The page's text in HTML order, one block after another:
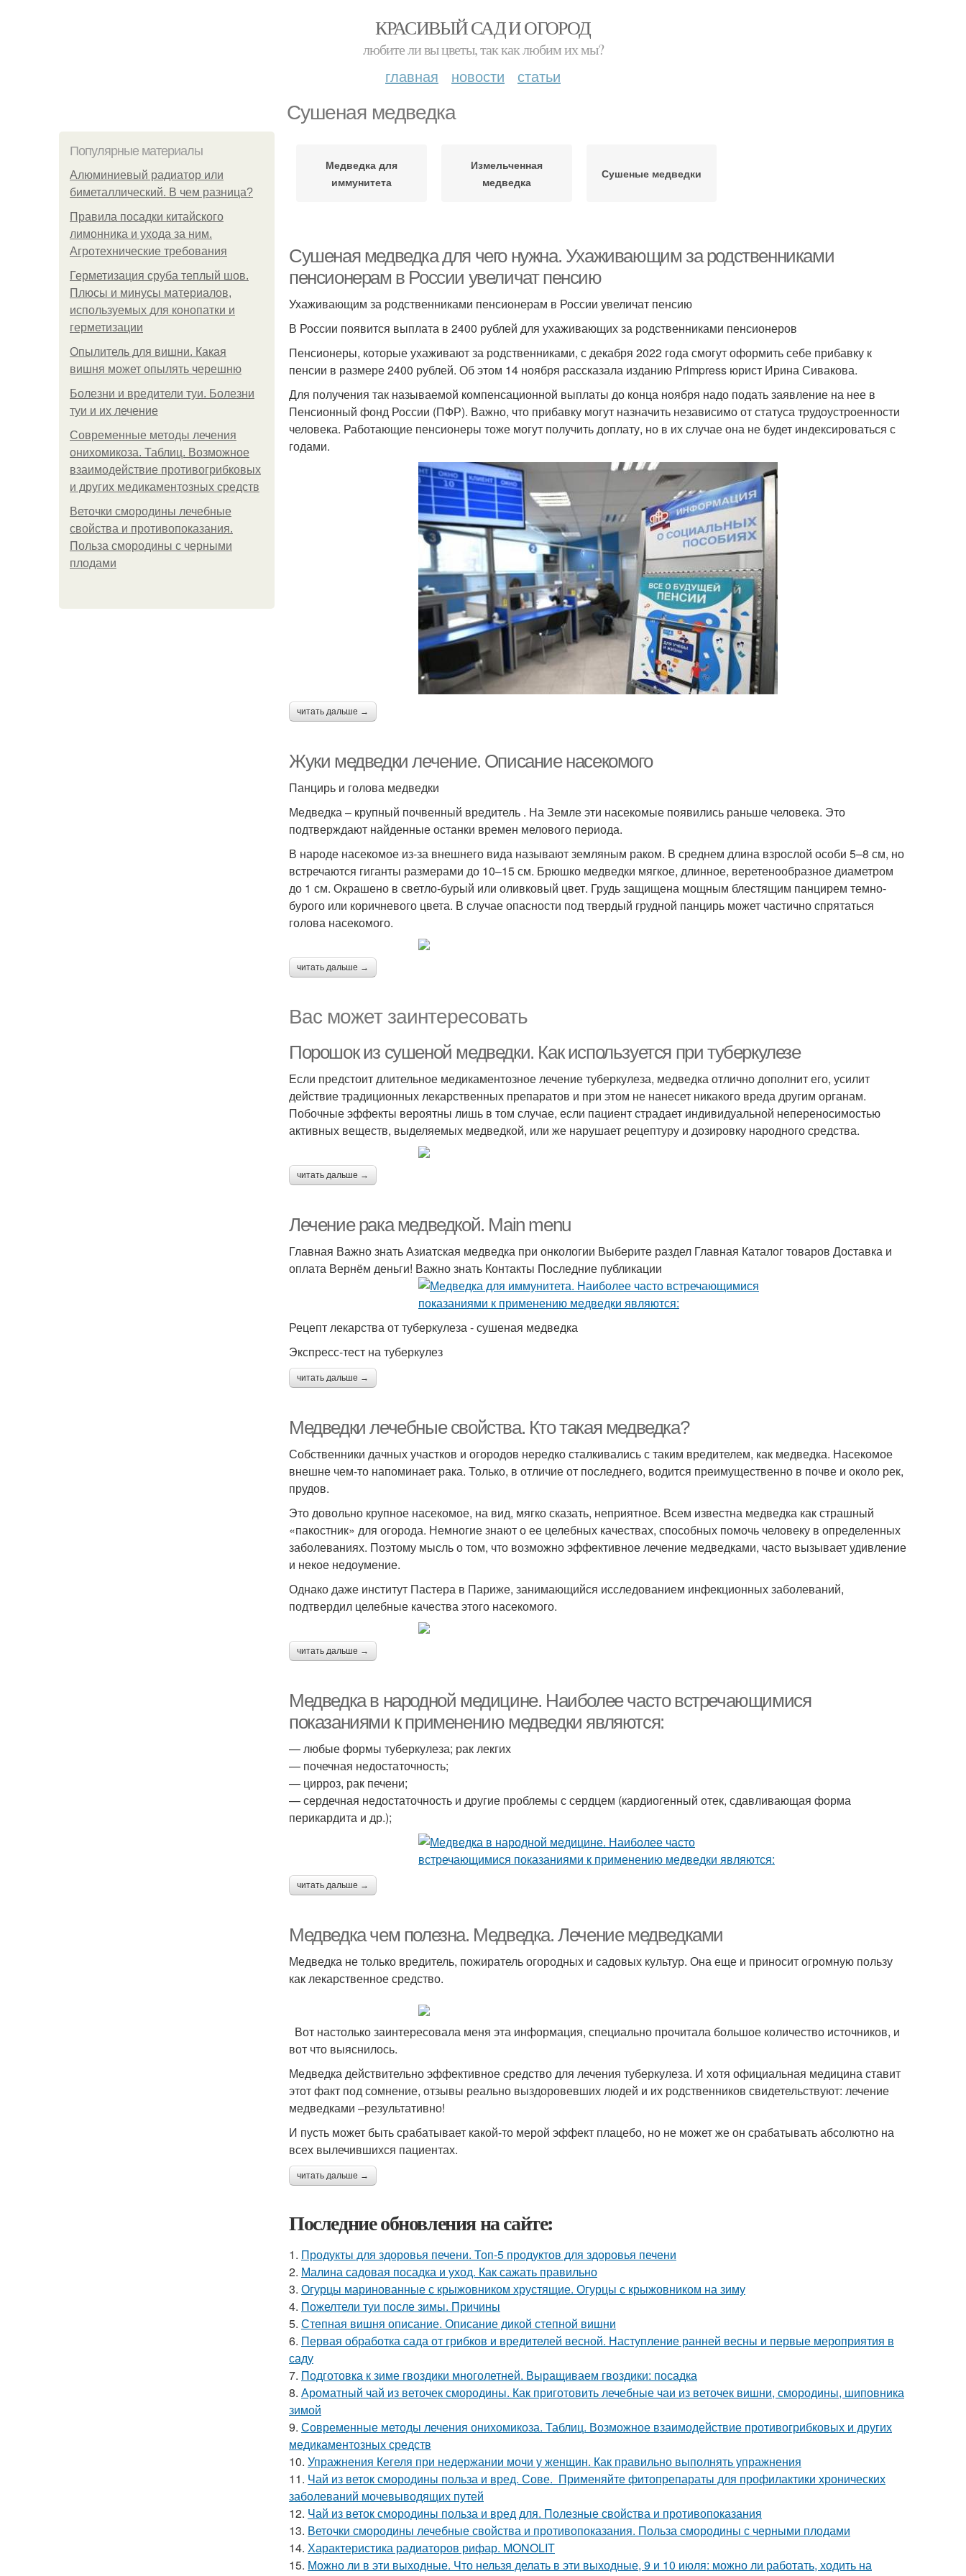
КРАСИВЫЙ САД И ОГОРОД
любите ли вы цветы, так как любим их мы?
главная новости статьи
Сушеная медведка
Популярные материалы
Алюминиевый радиатор или
биметаллический. В чем разница?
Правила посадки китайского
лимонника и ухода за ним.
Агротехнические требования
Герметизация сруба теплый шов.
Плюсы и минусы материалов,
используемых для конопатки и
герметизации
Опылитель для вишни. Какая
вишня может опылять черешню
Болезни и вредители туи. Болезни
туи и их лечение
Современные методы лечения
онихомикоза. Таблиц. Возможное
взаимодействие противогрибковых
и других медикаментозных средств
Веточки смородины лечебные
свойства и противопоказания.
Польза смородины с черными
плодами
Медведка для
иммунитета
Измельченная
медведка
Сушеные медведки
Сушеная медведка для чего нужна. Ухаживающим за родственниками
пенсионерам в России увеличат пенсию
Ухаживающим за родственниками пенсионерам в России увеличат пенсию
В России появится выплата в 2400 рублей для ухаживающих за родственниками пенсионеров
Пенсионеры, которые ухаживают за родственниками, с декабря 2022 года смогут оформить себе прибавку к
пенсии в размере 2400 рублей. Об этом 14 ноября рассказала изданию Primpress юрист Ирина Сивакова.
Для получения так называемой компенсационной выплаты до конца ноября надо подать заявление на нее в
Пенсионный фонд России (ПФР). Важно, что прибавку могут назначить независимо от статуса трудоустроенности
человека. Работающие пенсионеры тоже могут получить доплату, но в их случае она не будет индексироваться с
годами.
читать дальше →
Жуки медведки лечение. Описание насекомого
Панцирь и голова медведки
Медведка – крупный почвенный вредитель . На Земле эти насекомые появились раньше человека. Это
подтверждают найденные останки времен мелового периода.
В народе насекомое из-за внешнего вида называют земляным раком. В среднем длина взрослой особи 5–8 см, но
встречаются гиганты размерами до 10–15 см. Брюшко медведки мягкое, длинное, веретенообразное диаметром
до 1 см. Окрашено в светло-бурый или оливковый цвет. Грудь защищена мощным блестящим панцирем темно-
бурого или коричневого цвета. В случае опасности под твердый грудной панцирь может частично спрятаться
голова насекомого.
читать дальше →
Вас может заинтересовать
Порошок из сушеной медведки. Как используется при туберкулезе
Если предстоит длительное медикаментозное лечение туберкулеза, медведка отлично дополнит его, усилит
действие традиционных лекарственных препаратов и при этом не нанесет никакого вреда другим органам.
Побочные эффекты вероятны лишь в том случае, если пациент страдает индивидуальной непереносимостью
активных веществ, выделяемых медведкой, или же нарушает рецептуру и дозировку народного средства.
читать дальше →
Лечение рака медведкой. Main menu
Главная Важно знать Азиатская медведка при онкологии Выберите раздел Главная Каталог товаров Доставка и
оплата Вернём деньги! Важно знать Контакты Последние публикации
Рецепт лекарства от туберкулеза - сушеная медведка
Экспресс-тест на туберкулез
читать дальше →
Медведки лечебные свойства. Кто такая медведка?
Собственники дачных участков и огородов нередко сталкивались с таким вредителем, как медведка. Насекомое
внешне чем-то напоминает рака. Только, в отличие от последнего, водится преимущественно в почве и около рек,
прудов.
Это довольно крупное насекомое, на вид, мягко сказать, неприятное. Всем известна медведка как страшный
«пакостник» для огорода. Немногие знают о ее целебных качествах, способных помочь человеку в определенных
заболеваниях. Поэтому мысль о том, что возможно эффективное лечение медведками, часто вызывает удивление
и некое недоумение.
Однако даже институт Пастера в Париже, занимающийся исследованием инфекционных заболеваний,
подтвердил целебные качества этого насекомого.
читать дальше →
Медведка в народной медицине. Наиболее часто встречающимися
показаниями к применению медведки являются:
— любые формы туберкулеза; рак лекгих
— почечная недостаточность;
— цирроз, рак печени;
— сердечная недостаточность и другие проблемы с сердцем (кардиогенный отек, сдавливающая форма
перикардита и др.);
читать дальше →
Медведка чем полезна. Медведка. Лечение медведками
Медведка не только вредитель, пожиратель огородных и садовых культур. Она еще и приносит огромную пользу
как лекарственное средство.
Вот настолько заинтересовала меня эта информация, специально прочитала большое количество источников, и
вот что выяснилось.
Медведка действительно эффективное средство для лечения туберкулеза. И хотя официальная медицина ставит
этот факт под сомнение, отзывы реально выздоровевших людей и их родственников свидетельствуют: лечение
медведками –результативно!
И пусть может быть срабатывает какой-то мерой эффект плацебо, но не может же он срабатывать абсолютно на
всех вылечившихся пациентах.
читать дальше →
Последние обновления на сайте:
1. Продукты для здоровья печени. Топ-5 продуктов для здоровья печени
2. Малина садовая посадка и уход. Как сажать правильно
3. Огурцы маринованные с крыжовником хрустящие. Огурцы с крыжовником на зиму
4. Пожелтели туи после зимы. Причины
5. Степная вишня описание. Описание дикой степной вишни
6. Первая обработка сада от грибков и вредителей весной. Наступление ранней весны и первые мероприятия в
саду
7. Подготовка к зиме гвоздики многолетней. Выращиваем гвоздики: посадка
8. Ароматный чай из веточек смородины. Как приготовить лечебные чаи из веточек вишни, смородины, шиповника
зимой
9. Современные методы лечения онихомикоза. Таблиц. Возможное взаимодействие противогрибковых и других
медикаментозных средств
10. Упражнения Кегеля при недержании мочи у женщин. Как правильно выполнять упражнения
11. Чай из веток смородины польза и вред. Сове. Применяйте фитопрепараты для профилактики хронических
заболеваний мочевыводящих путей
12. Чай из веток смородины польза и вред для. Полезные свойства и противопоказания
13. Веточки смородины лечебные свойства и противопоказания. Польза смородины с черными плодами
14. Характеристика радиаторов рифар. MONOLIT
15. Можно ли в эти выходные. Что нельзя делать в эти выходные, 9 и 10 июля: можно ли работать, ходить на